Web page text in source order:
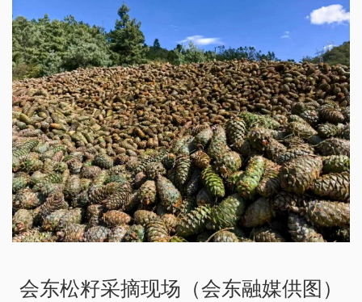
会东松籽采摘现场（会东融媒供图）